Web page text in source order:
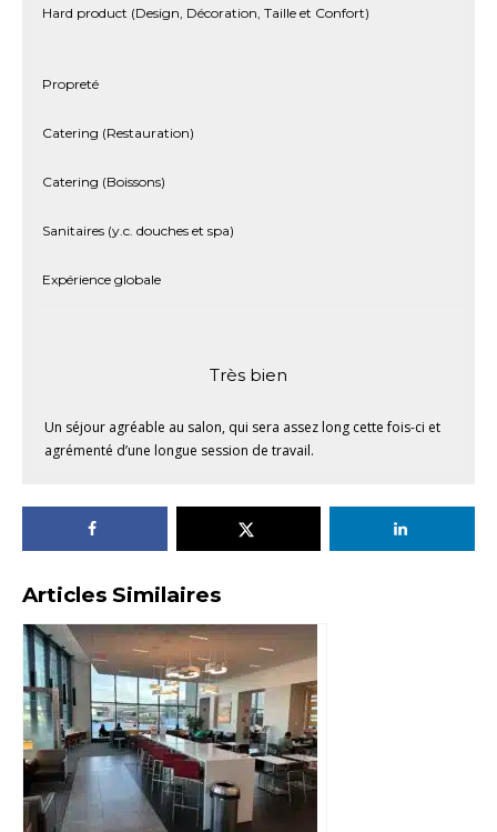
Hard product (Design, Décoration, Taille et Confort)
Propreté
Catering (Restauration)
Catering (Boissons)
Sanitaires (y.c. douches et spa)
Expérience globale
Très bien
Un séjour agréable au salon, qui sera assez long cette fois-ci et
agrémenté d’une longue session de travail.
Articles Similaires